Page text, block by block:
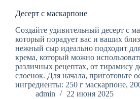
Десерт с маскарпоне
Создайте удивительный десерт с
который порадует вас и ваших
нежный сыр идеально подходит
крема, который можно
различных рецептах, от тирамису
слоенок. Для начала, приготовьте
ингредиенты: 250 г маскарпоне,
admin
22 июня 2025